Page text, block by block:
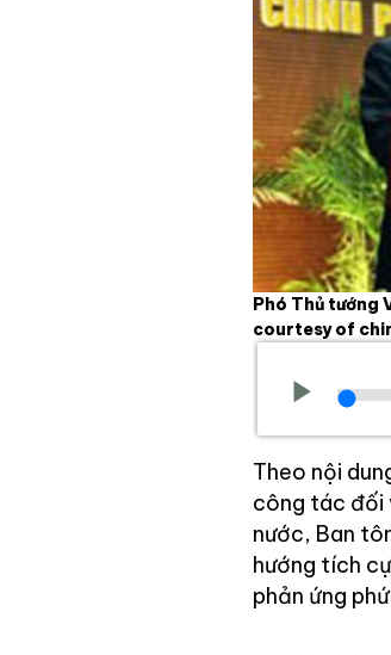
Phó Thủ tướng
courtesy of
Theo nội
công tác đối
nước, Ban
hướng tích
phản ứng